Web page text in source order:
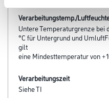
Verarbeitungstemp./
Untere Temperaturgrenze bei
°C für Untergrund und
gilt
eine Mindesttemperatur von
Verarbeitungszeit
Siehe TI